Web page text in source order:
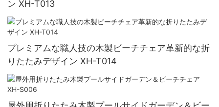
ン XH-T013
プレミアムな職人技の木製ビーチチェア革新的な折
りたたみデザイン XH-T014